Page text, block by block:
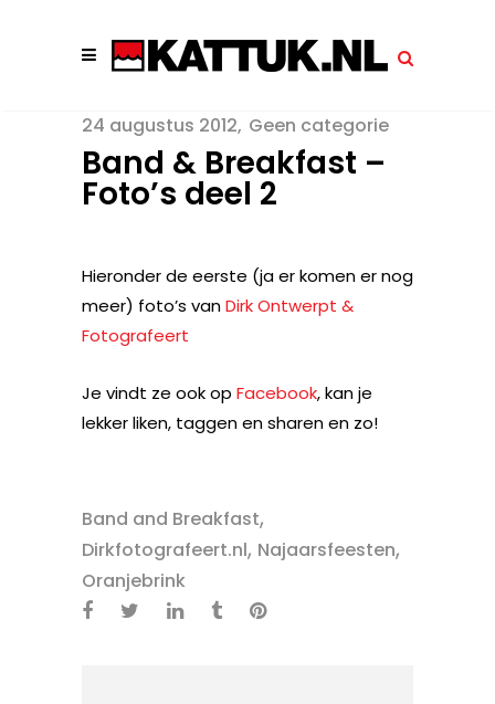
24 augustus 2012 Geen categorie
Band & Breakfast –
Foto’s deel 2
Hieronder de eerste (ja er komen er nog
meer) foto’s vanDirk Ontwerpt &
Fotografeert
Je vindt ze ook op Facebook, kan je
lekker liken, taggen en sharen en zo!
Band and Breakfast,
Dirkfotografeert.nl, Najaarsfeesten,
Oranjebrink